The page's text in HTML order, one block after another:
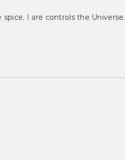
I are controls the Universe.